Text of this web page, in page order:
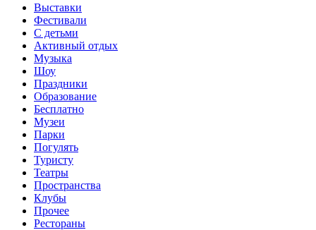
Выставки
Фестивали
С детьми
Активный отдых
Музыка
Шоу
Праздники
Образование
Бесплатно
Музеи
Парки
Погулять
Туристу
Театры
Пространства
Клубы
Прочее
Рестораны